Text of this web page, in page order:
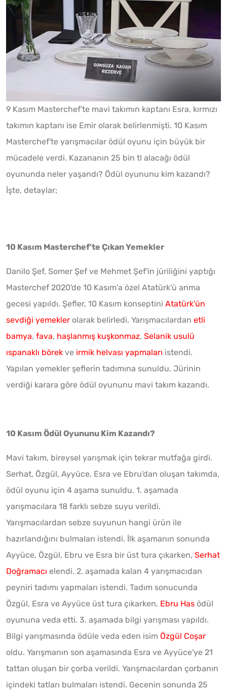
9 Kasım Masterchef'te mavi takımın kaptanı Esra, kırmızı
takımın kaptanı ise Emir olarak belirlenmişti. 10 Kasım
Masterchef'te yarışmacılar ödül oyunu için büyük bir
mücadele verdi. Kazananın 25 bin tl alacağı ödül
oyununda neler yaşandı? Ödül oyununu kim kazandı?
İşte, detaylar;
10 Kasım Masterchef'te Çıkan Yemekler
Danilo Şef, Somer Şef ve Mehmet Şef'in jüriliğini yaptığı
Masterchef 2020'de 10 Kasım'a özel Atatürk'ü anma
gecesi yapıldı. Şefler, 10 Kasım konseptini Atatürk'ün
sevdiği yemekler olarak belirledi. Yarışmacılardan etli
bamya, fava, haşlanmış kuşkonmaz, Selanik usulü
ıspanaklı börek ve irmik helvası yapmaları istendi.
Yapılan yemekler şeflerin tadımına sunuldu. Jürinin
verdiği karara göre ödül oyununu mavi takım kazandı.
10 Kasım Ödül Oyununu Kim Kazandı?
Mavi takım, bireysel yarışmak için tekrar mutfağa girdi.
Serhat, Özgül, Ayyüce, Esra ve Ebru'dan oluşan takımda,
ödül oyunu için 4 aşama sunuldu. 1. aşamada
yarışmacılara 18 farklı sebze suyu verildi.
Yarışmacılardan sebze suyunun hangi ürün ile
hazırlandığını bulmaları istendi. İlk aşamanın sonunda
Ayyüce, Özgül, Ebru ve Esra bir üst tura çıkarken, Serhat
Doğramacı elendi. 2. aşamada kalan 4 yarışmacıdan
peyniri tadımı yapmaları istendi. Tadım sonucunda
Özgül, Esra ve Ayyüce üst tura çıkarken, Ebru Has ödül
oyununa veda etti. 3. aşamada bilgi yarışması yapıldı.
Bilgi yarışmasında ödüle veda eden isim Özgül Coşar
oldu. Yarışmanın son aşamasında Esra ve Ayyüce'ye 21
tattan oluşan bir çorba verildi. Yarışmacılardan çorbanın
içindeki tatları bulmaları istendi. Gecenin sonunda 25